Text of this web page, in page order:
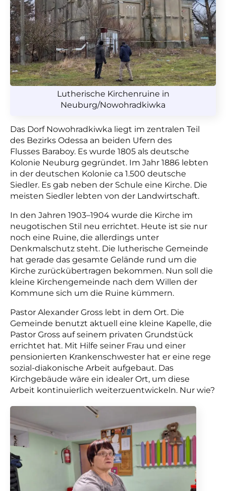
Lutherische Kirchenruine in
Neuburg/Nowohradkiwka
Das Dorf Nowohradkiwka liegt im zentralen Teil
des Bezirks Odessa an beiden Ufern des
Flusses Baraboy. Es wurde 1805 als deutsche
Kolonie Neuburg gegründet. Im Jahr 1886 lebten
in der deutschen Kolonie ca 1.500 deutsche
Siedler. Es gab neben der Schule eine Kirche. Die
meisten Siedler lebten von der Landwirtschaft.
In den Jahren 1903–1904 wurde die Kirche im
neugotischen Stil neu errichtet. Heute ist sie nur
noch eine Ruine, die allerdings unter
Denkmalschutz steht. Die lutherische Gemeinde
hat gerade das gesamte Gelände rund um die
Kirche zurückübertragen bekommen. Nun soll die
kleine Kirchengemeinde nach dem Willen der
Kommune sich um die Ruine kümmern.
Pastor Alexander Gross lebt in dem Ort. Die
Gemeinde benutzt aktuell eine kleine Kapelle, die
Pastor Gross auf seinem privaten Grundstück
errichtet hat. Mit Hilfe seiner Frau und einer
pensionierten Krankenschwester hat er eine rege
sozial-diakonische Arbeit aufgebaut. Das
Kirchgebäude wäre ein idealer Ort, um diese
Arbeit kontinuierlich weiterzuentwickeln. Nur wie?